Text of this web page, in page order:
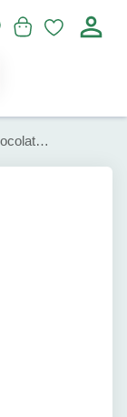
Galletas Duo Sabor Chocolate Gullon (145g)